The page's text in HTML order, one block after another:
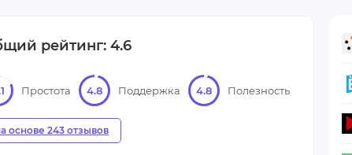
рейтинг: 4.6
Простота 4.8 Поддержка 4.8 Полезность
основе 243 отзывов